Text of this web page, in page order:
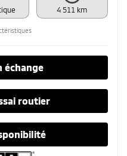
4 511 km
échange
routier